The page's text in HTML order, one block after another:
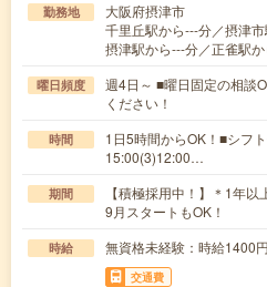
勤務地
大阪府摂津市
千里丘駅から---分／摂津
摂津駅から---分／正雀駅
曜日頻度
週4日～ ■曜日固定の相談
ください！
時間
1日5時間からOK！■シフ
15:00(3)12:00…
期間
【積極採用中！】＊1年以
9月スタートもOK！
時給 無資格未経験：時給
交通費